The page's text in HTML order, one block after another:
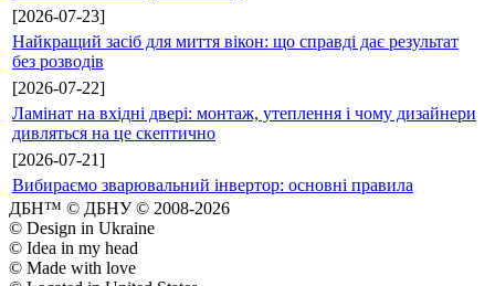
[2026-07-23]
Найкращий засіб для миття вікон: що справді дає результат
без розводів
[2026-07-22]
Ламінат на вхідні двері: монтаж, утеплення і чому дизайнери
дивляться на це скептично
[2026-07-21]
Вибираємо зварювальний інвертор: основні правила
ДБН™ © ДБНУ © 2008-2026
© Design in Ukraine
© Idea in my head
© Made with love